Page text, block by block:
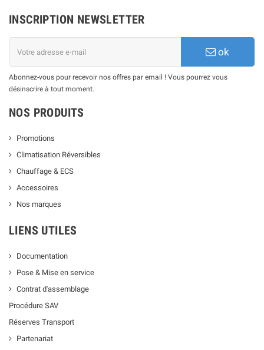
INSCRIPTION NEWSLETTER
ok
Abonnez-vous pour recevoir nos offres par email ! Vous pourrez vous
désinscrire à tout moment.
NOS PRODUITS
Promotions
Climatisation Réversibles
Chauffage & ECS
Accessoires
Nos marques
LIENS UTILES
Documentation
Pose & Mise en service
Contrat d'assemblage
Procédure SAV
Réserves Transport
Partenariat